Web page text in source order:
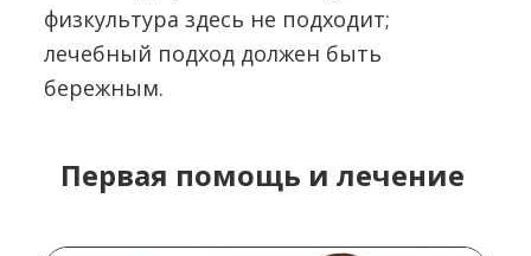
физкультура здесь не подходит;
лечебный подход должен быть
бережным.
Первая помощь и лечение